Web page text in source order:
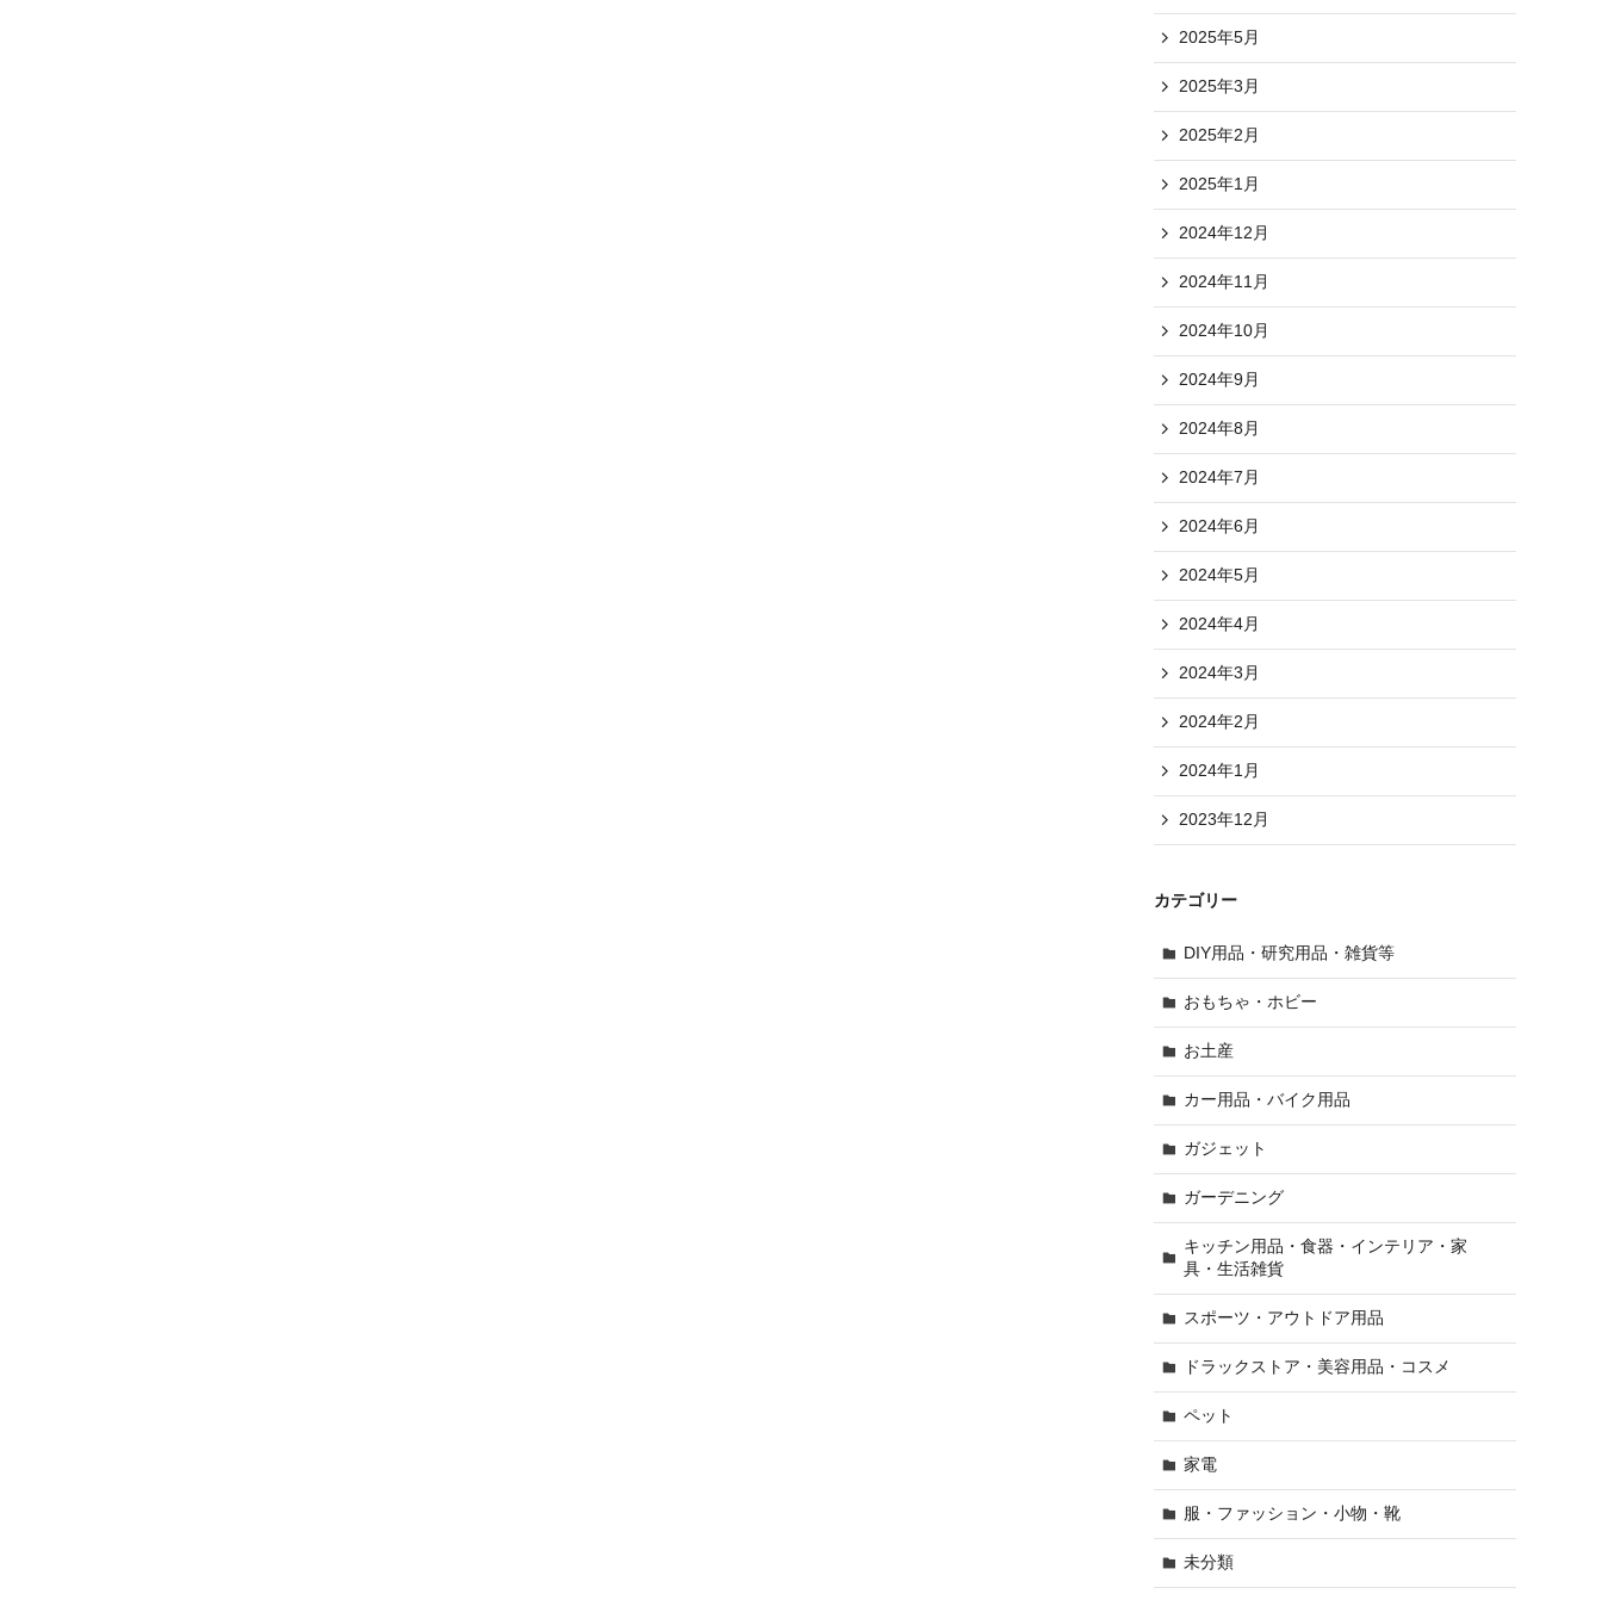
2025年5月
2025年3月
2025年2月
2025年1月
2024年12月
2024年11月
2024年10月
2024年9月
2024年8月
2024年7月
2024年6月
2024年5月
2024年4月
2024年3月
2024年2月
2024年1月
2023年12月
カテゴリー
DIY用品・研究用品・雑貨等
おもちゃ・ホビー
お土産
カー用品・バイク用品
ガジェット
ガーデニング
キッチン用品・食器・インテリア・家
具・生活雑貨
スポーツ・アウトドア用品
ドラックストア・美容用品・コスメ
ペット
家電
服・ファッション・小物・靴
未分類